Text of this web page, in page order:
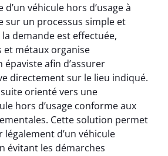
d’un véhicule hors d’usage à
sur un processus simple et
demande est effectuée,
et métaux organise
épaviste afin d’assurer
directement sur le lieu indiqué.
orienté vers une
hors d’usage conforme aux
Cette solution permet
légalement d’un véhicule
évitant les démarches